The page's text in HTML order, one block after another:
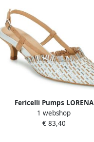
Fericelli Pumps LORENA
1 webshop
€ 83,40